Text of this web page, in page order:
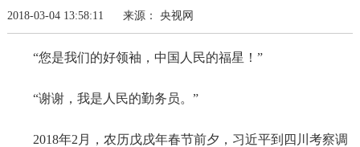
2018-03-04 13:58:11 来源： 央视网
“您是我们的好领袖，中国人民的福星！”
“谢谢，我是人民的勤务员。”
2018年2月，农历戊戌年春节前夕，习近平到四川考察调